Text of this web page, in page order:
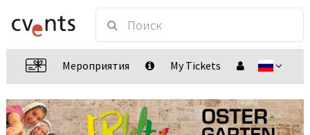
Мероприятия My Tickets